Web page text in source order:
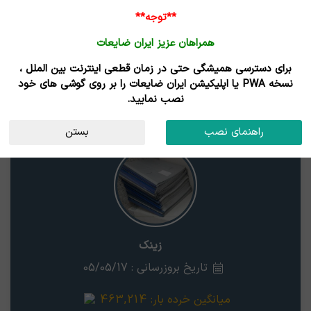
قیمت زینک آلومینیوم
زینک
تاریخ بروزرسانی : 05/05/17
میانگین خرده بار: 463,214
**توجه**
همراهان عزیز ایران ضایعات
برای دسترسی همیشگی حتی در زمان قطعی اینترنت بین الملل ،
نسخه PWA یا اپلیکیشن ایران ضایعات را بر روی گوشی های خود
نصب نمایید.
راهنمای نصب بستن